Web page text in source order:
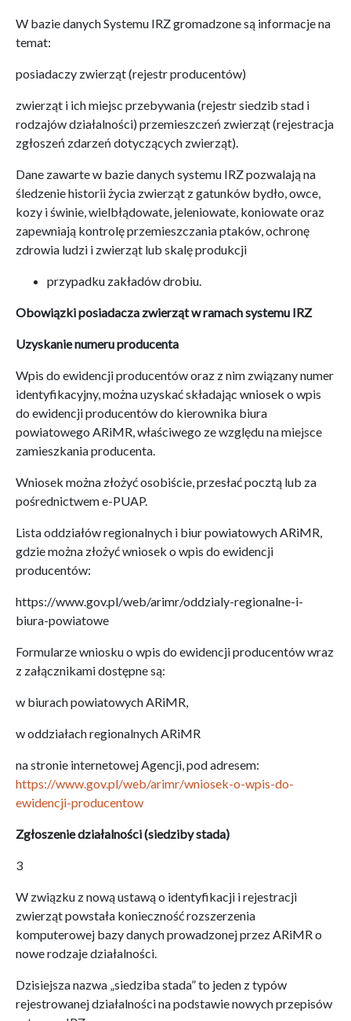
W bazie danych Systemu IRZ gromadzone są informacje na
temat:
posiadaczy zwierząt (rejestr producentów)
zwierząt i ich miejsc przebywania (rejestr siedzib stad i
rodzajów działalności) przemieszczeń zwierząt (rejestracja
zgłoszeń zdarzeń dotyczących zwierząt).
Dane zawarte w bazie danych systemu IRZ pozwalają na
śledzenie historii życia zwierząt z gatunków bydło, owce,
kozy i świnie, wielbłądowate, jeleniowate, koniowate oraz
zapewniają kontrolę przemieszczania ptaków, ochronę
zdrowia ludzi i zwierząt lub skalę produkcji
przypadku zakładów drobiu.
Obowiązki posiadacza zwierząt w ramach systemu IRZ
Uzyskanie numeru producenta
Wpis do ewidencji producentów oraz z nim związany numer
identyfikacyjny, można uzyskać składając wniosek o wpis
do ewidencji producentów do kierownika biura
powiatowego ARiMR, właściwego ze względu na miejsce
zamieszkania producenta.
Wniosek można złożyć osobiście, przesłać pocztą lub za
pośrednictwem e-PUAP.
Lista oddziałów regionalnych i biur powiatowych ARiMR,
gdzie można złożyć wniosek o wpis do ewidencji
producentów:
https://www.gov.pl/web/arimr/oddzialy-regionalne-i-
biura-powiatowe
Formularze wniosku o wpis do ewidencji producentów wraz
z załącznikami dostępne są:
w biurach powiatowych ARiMR,
w oddziałach regionalnych ARiMR
na stronie internetowej Agencji, pod adresem:
https://www.gov.pl/web/arimr/wniosek-o-wpis-do-
ewidencji-producentow
Zgłoszenie działalności (siedziby stada)
3
W związku z nową ustawą o identyfikacji i rejestracji
zwierząt powstała konieczność rozszerzenia
komputerowej bazy danych prowadzonej przez ARiMR o
nowe rodzaje działalności.
Dzisiejsza nazwa „siedziba stada” to jeden z typów
rejestrowanej działalności na podstawie nowych przepisów